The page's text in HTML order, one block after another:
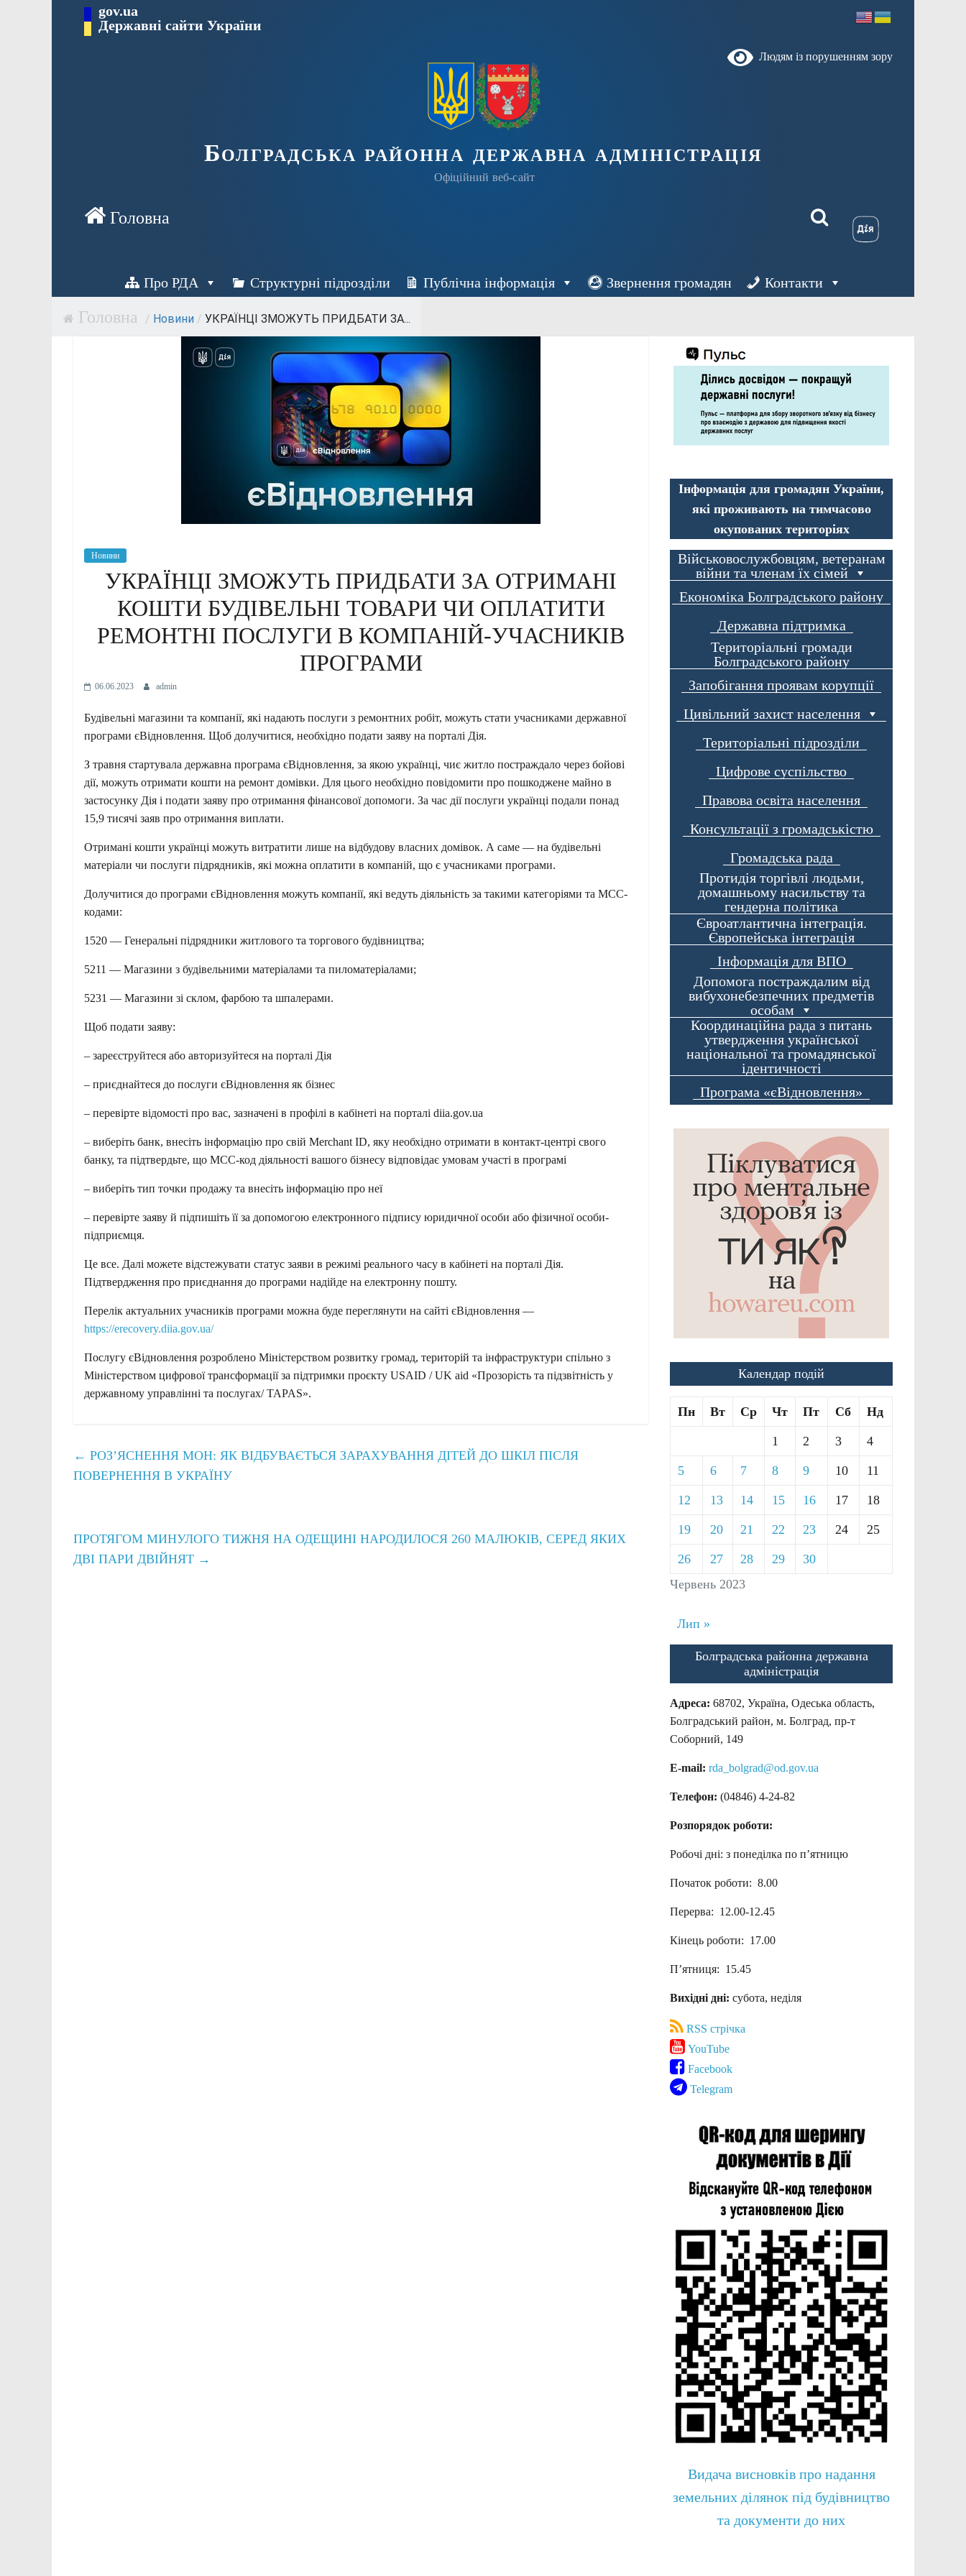
Перейти gov.ua
Державні сайти України
Людям із порушенням зору
Болградська районна державна адміністрація
Офіційний веб-сайт
Про РДА Структурні підрозділи Публічна інформація Звернення громадян Контакти
/ Новини / УКРАЇНЦІ ЗМОЖУТЬ ПРИДБАТИ ЗА...
Новини
УКРАЇНЦІ ЗМОЖУТЬ ПРИДБАТИ ЗА ОТРИМАНІ
КОШТИ БУДІВЕЛЬНІ ТОВАРИ ЧИ ОПЛАТИТИ
РЕМОНТНІ ПОСЛУГИ В КОМПАНІЙ-УЧАСНИКІВ
ПРОГРАМИ
06.06.2023 admin
Будівельні магазини та компанії, які надають послуги з ремонтних робіт, можуть стати учасниками державної
програми єВідновлення. Щоб долучитися, необхідно подати заяву на порталі Дія.
З травня стартувала державна програма єВідновлення, за якою українці, чиє житло постраждало через бойові
дії, можуть отримати кошти на ремонт домівки. Для цього необхідно повідомити про пошкоджене майно в
застосунку Дія і подати заяву про отримання фінансової допомоги. За час дії послуги українці подали понад
15,9 тисячі заяв про отримання виплати.
Отримані кошти українці можуть витратити лише на відбудову власних домівок. А саме — на будівельні
матеріали чи послуги підрядників, які можна оплатити в компаній, що є учасниками програми.
Долучитися до програми єВідновлення можуть компанії, які ведуть діяльність за такими категоріями та МСС-
кодами:
1520 — Генеральні підрядники житлового та торгового будівництва;
5211 — Магазини з будівельними матеріалами та пиломатеріалами;
5231 — Магазини зі склом, фарбою та шпалерами.
Щоб подати заяву:
– зареєструйтеся або авторизуйтеся на порталі Дія
– приєднайтеся до послуги єВідновлення як бізнес
– перевірте відомості про вас, зазначені в профілі в кабінеті на порталі diia.gov.ua
– виберіть банк, внесіть інформацію про свій Merchant ID, яку необхідно отримати в контакт-центрі свого
банку, та підтвердьте, що МСС-код діяльності вашого бізнесу відповідає умовам участі в програмі
– виберіть тип точки продажу та внесіть інформацію про неї
– перевірте заяву й підпишіть її за допомогою електронного підпису юридичної особи або фізичної особи-
підприємця.
Це все. Далі можете відстежувати статус заяви в режимі реального часу в кабінеті на порталі Дія.
Підтвердження про приєднання до програми надійде на електронну пошту.
Перелік актуальних учасників програми можна буде переглянути на сайті єВідновлення —
https://erecovery.diia.gov.ua/
Послугу єВідновлення розроблено Міністерством розвитку громад, територій та інфраструктури спільно з
Міністерством цифрової трансформації за підтримки проєкту USAID / UK aid «Прозорість та підзвітність у
державному управлінні та послугах/ TAPAS».
← РОЗ’ЯСНЕННЯ МОН: ЯК ВІДБУВАЄТЬСЯ ЗАРАХУВАННЯ ДІТЕЙ ДО ШКІЛ ПІСЛЯ
ПОВЕРНЕННЯ В УКРАЇНУ
ПРОТЯГОМ МИНУЛОГО ТИЖНЯ НА ОДЕЩИНІ НАРОДИЛОСЯ 260 МАЛЮКІВ, СЕРЕД ЯКИХ
ДВІ ПАРИ ДВІЙНЯТ →
Інформація для громадян України,
які проживають на тимчасово
окупованих територіях
Військовослужбовцям, ветеранам
війни та членам їх сімей
Економіка Болградського району
Державна підтримка
Територіальні громади
Болградського району
Запобігання проявам корупції
Цивільний захист населення
Територіальні підрозділи
Цифрове суспільство
Правова освіта населення
Консультації з громадськістю
Громадська рада
Протидія торгівлі людьми,
домашньому насильству та
гендерна політика
Євроатлантична інтеграція.
Європейська інтеграція
Інформація для ВПО
Допомога постраждалим від
вибухонебезпечних предметів
особам
Координаційна рада з питань
утвердження української
національної та громадянської
ідентичності
Програма «єВідновлення»
Календар подій
Червень 2023
Пн Вт Ср Чт Пт Сб Нд
1 2 3 4
5 6 7 8 9 10 11
12 13 14 15 16 17 18
19 20 21 22 23 24 25
26 27 28 29 30
Лип »
Болградська районна державна
адміністрація
Адреса: 68702, Україна, Одеська область,
Болградський район, м. Болград, пр-т
Соборний, 149
E-mail: rda_bolgrad@od.gov.ua
Телефон: (04846) 4-24-82
Розпорядок роботи:
Робочі дні: з понеділка по п’ятницю
Початок роботи: 8.00
Перерва: 12.00-12.45
Кінець роботи: 17.00
П’ятниця: 15.45
Вихідні дні: субота, неділя
RSS стрічка
YouTube
Facebook
Telegram
Видача висновків про надання
земельних ділянок під будівництво
та документи до них